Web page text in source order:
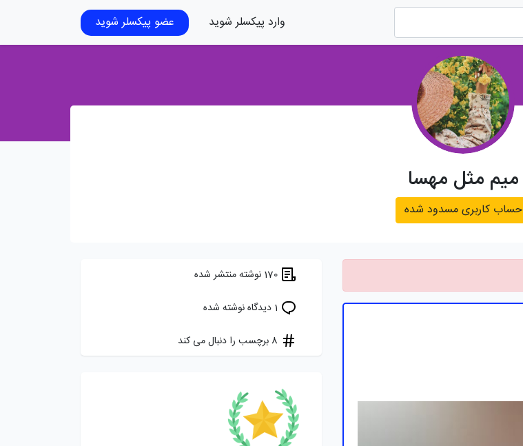
وارد پیکسلر شوید عضو پیکسلر شوید
میم مثل مهسا
حساب کاربری مسدود شده